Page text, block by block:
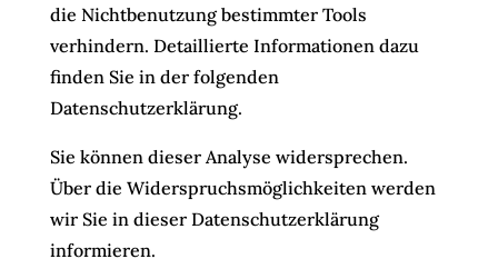
die Nichtbenutzung bestimmter Tools
verhindern. Detaillierte Informationen dazu
finden Sie in der folgenden
Datenschutzerklärung.
Sie können dieser Analyse widersprechen.
Über die Widerspruchsmöglichkeiten werden
wir Sie in dieser Datenschutzerklärung
informieren.